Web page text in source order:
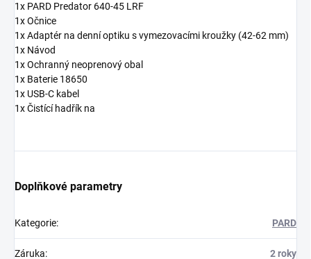
1x PARD Predator 640-45 LRF
1x Očnice
1x Adaptér na denní optiku s vymezovacími kroužky (42-62 mm)
1x Návod
1x Ochranný neoprenový obal
1x Baterie 18650
1x USB-C kabel
1x Čistící hadřík na
Doplňkové parametry
Kategorie: PARD
Záruka: 2 roky